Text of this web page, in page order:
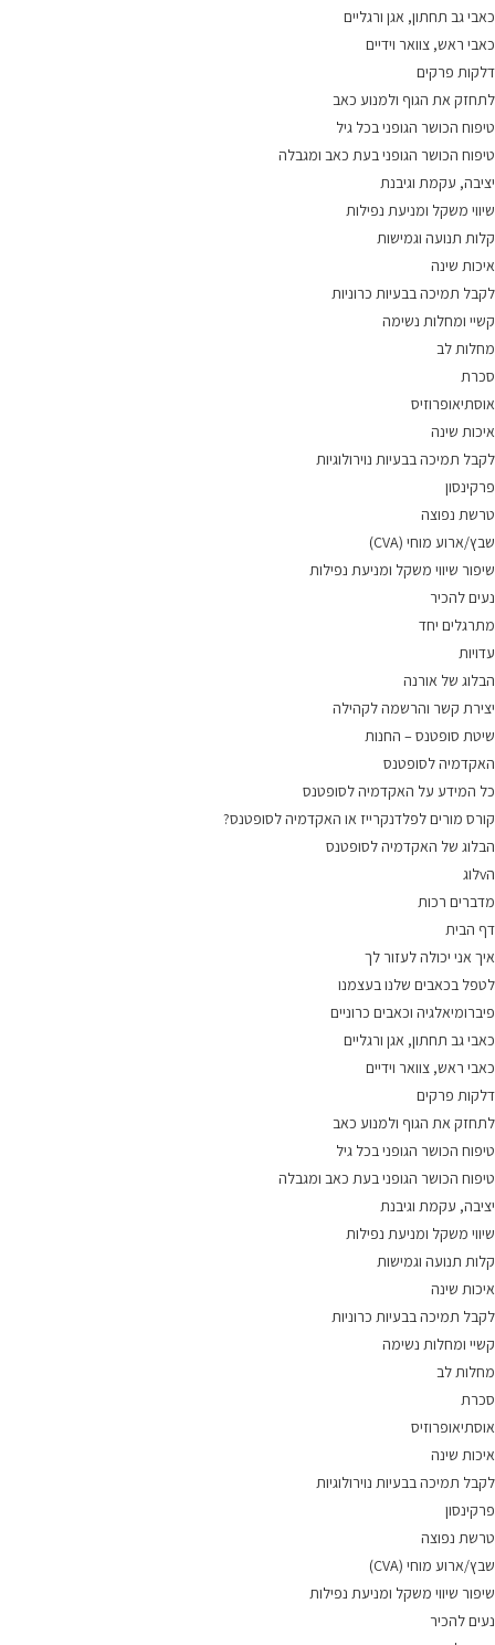
כאבי גב תחתון, אגן ורגליים
כאבי ראש, צוואר וידיים
דלקות פרקים
לתחזק את הגוף ולמנוע כאב
טיפוח הכושר הגופני בכל גיל
טיפוח הכושר הגופני בעת כאב ומגבלה
יציבה, עקמת וגיבנת
שיווי משקל ומניעת נפילות
קלות תנועה וגמישות
איכות שינה
לקבל תמיכה בבעיות כרוניות
קשיי ומחלות נשימה
מחלות לב
סכרת
אוסתיאופרוזיס
איכות שינה
לקבל תמיכה בבעיות נוירולוגיות
פרקינסון
טרשת נפוצה
שבץ/ארוע מוחי (CVA)
שיפור שיווי משקל ומניעת נפילות
נעים להכיר
מתרגלים יחד
עדויות
הבלוג של אורנה
יצירת קשר והרשמה לקהילה
שיטת סופטנס – החנות
האקדמיה לסופטנס
כל המידע על האקדמיה לסופטנס
קורס מורים לפלדנקרייז או האקדמיה לסופטנס?
הבלוג של האקדמיה לסופטנס
הvלוג
מדברים רכות
דף הבית
איך אני יכולה לעזור לך
לטפל בכאבים שלנו בעצמנו
פיברומיאלגיה וכאבים כרוניים
כאבי גב תחתון, אגן ורגליים
כאבי ראש, צוואר וידיים
דלקות פרקים
לתחזק את הגוף ולמנוע כאב
טיפוח הכושר הגופני בכל גיל
טיפוח הכושר הגופני בעת כאב ומגבלה
יציבה, עקמת וגיבנת
שיווי משקל ומניעת נפילות
קלות תנועה וגמישות
איכות שינה
לקבל תמיכה בבעיות כרוניות
קשיי ומחלות נשימה
מחלות לב
סכרת
אוסתיאופרוזיס
איכות שינה
לקבל תמיכה בבעיות נוירולוגיות
פרקינסון
טרשת נפוצה
שבץ/ארוע מוחי (CVA)
שיפור שיווי משקל ומניעת נפילות
נעים להכיר